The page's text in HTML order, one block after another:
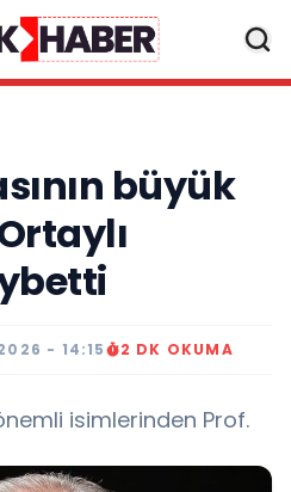
büyük
- 14:15 2 DK OKUMA
isimlerinden Prof.